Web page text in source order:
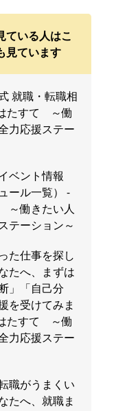
ている人はこ
見ています
就職・転職相
たすて ～働
力応援ステー
ベント情報
ール一覧） -
～働きたい人
テーション～
た仕事を探し
たへ、まずは
」「自己分
を受けてみま
たすて ～働
力応援ステー
職がうまくい
たへ、就職ま